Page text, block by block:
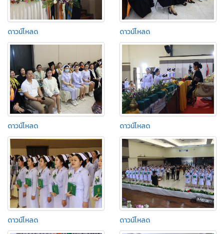
ดาวน์โหลด ดาวน์โหลด
ดาวน์โหลด ดาวน์โหลด
ดาวน์โหลด ดาวน์โหลด